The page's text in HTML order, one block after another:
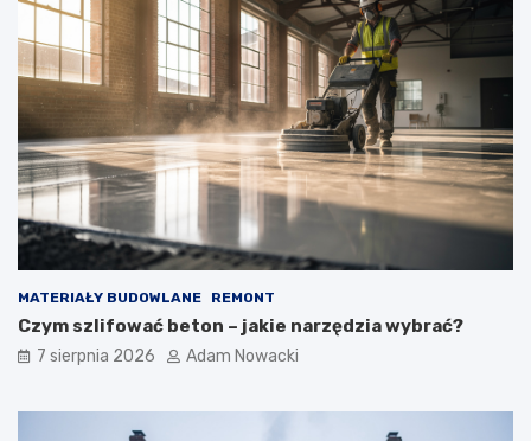
MATERIAŁY BUDOWLANE REMONT
Czym szlifować beton – jakie narzędzia wybrać?
7 sierpnia 2026 Adam Nowacki